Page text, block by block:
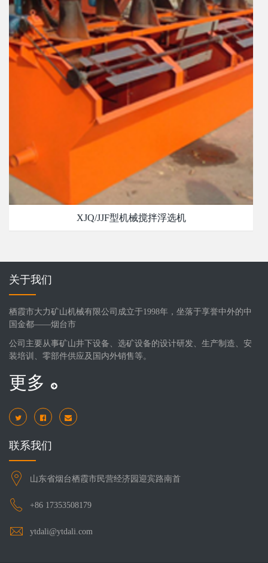
XJQ/JJF型机械搅拌浮选机
关于我们
栖霞市大力矿山机械有限公司成立于1998年，坐落于享誉中外的中
国金都——烟台市
公司主要从事矿山井下设备、选矿设备的设计研发、生产制造、安
装培训、零部件供应及国内外销售等。
更多
联系我们
山东省烟台栖霞市民营经济园迎宾路南首
+86 17353508179
ytdali@ytdali.com